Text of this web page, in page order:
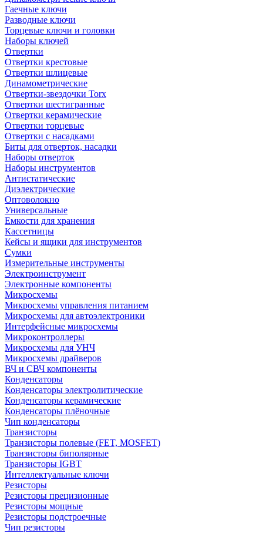
Гаечные ключи
Разводные ключи
Торцевые ключи и головки
Наборы ключей
Отвертки
Отвертки крестовые
Отвертки шлицевые
Динамометрические
Отвертки-звездочки Torx
Отвертки шестигранные
Отвертки керамические
Отвертки торцевые
Отвертки с насадками
Биты для отверток, насадки
Наборы отверток
Наборы инструментов
Антистатические
Диэлектрические
Оптоволокно
Универсальные
Емкости для хранения
Кассетницы
Кейсы и ящики для инструментов
Сумки
Измерительные инструменты
Электроинструмент
Электронные компоненты
Микросхемы
Микросхемы управления питанием
Микросхемы для автоэлектроники
Интерфейсные микросхемы
Микроконтроллеры
Микросхемы для УНЧ
Микросхемы драйверов
ВЧ и СВЧ компоненты
Конденсаторы
Конденсаторы электролитические
Конденсаторы керамические
Конденсаторы плёночные
Чип конденсаторы
Транзисторы
Транзисторы полевые (FET, MOSFET)
Транзисторы биполярные
Транзисторы IGBT
Интеллектуальные ключи
Резисторы
Резисторы прецизионные
Резисторы мощные
Резисторы подстроечные
Чип резисторы